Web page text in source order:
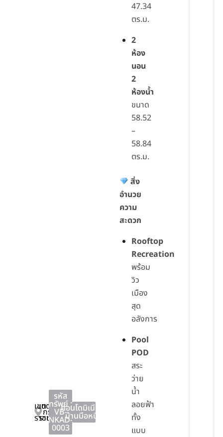
เขต
ราชเทวี
เขต
ราชเทวี
กรุงเทพมหานคร
รหัส
ทรัพย์ :
VB-
NKAD-
0003
คอนโดมิเนียม
บ้านมือหนึ่ง
47.34
ตร.ม.
2
ห้อง
นอน
2
ห้องน้ำ
ขนาด
58.52
–
58.84
ตร.ม.
สิ่ง
อำนวย
ความ
สะดวก
Rooftop
Recreation
พร้อม
วิว
เมือง
สุด
อลังการ
Pool
POD
สระ
ว่าย
น้ำ
ลอยฟ้า
ทั้ง
แบบ